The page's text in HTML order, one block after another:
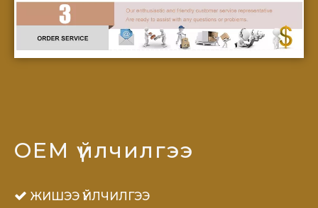
OEM үйлчилгээ
 ЖИШЭЭ ҮЙЛЧИЛГЭЭ